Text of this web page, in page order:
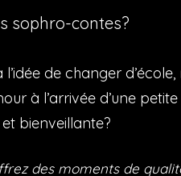
sophro-contes?
de changer
à l’arrivée d’une
bienveillante?
des moments de